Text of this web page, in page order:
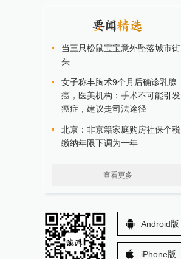
当三只松鼠宝宝意外坠落城市街
头
女子称丰胸术9个月后确诊乳腺
癌，医美机构：手术不可能引发
癌症，建议走司法途径
北京：非京籍家庭购房社保个税
缴纳年限下调为一年
查看更多
Android版
iPhone版